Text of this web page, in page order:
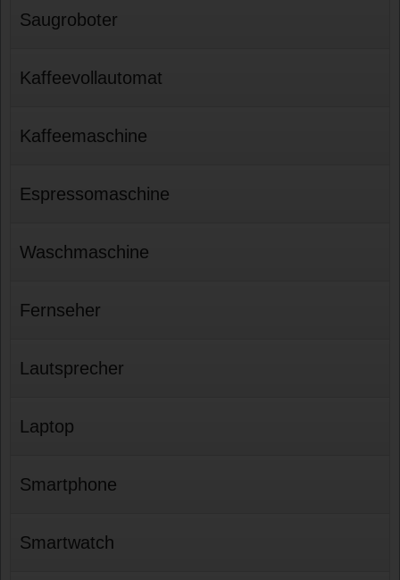
Saugroboter
Kaffeevollautomat
Kaffeemaschine
Espressomaschine
Waschmaschine
Fernseher
Lautsprecher
Laptop
Smartphone
Smartwatch